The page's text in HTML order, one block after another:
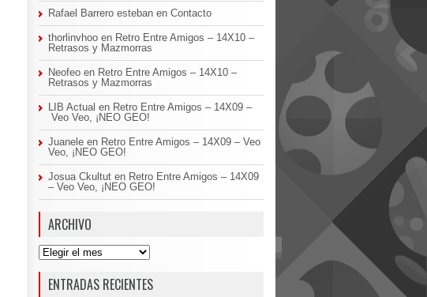
Rafael Barrero esteban en Contacto
thorlinvhoo en Retro Entre Amigos – 14X10 –
Retrasos y Mazmorras
Neofeo en Retro Entre Amigos – 14X10 –
Retrasos y Mazmorras
LIB Actual en Retro Entre Amigos – 14X09 –
Veo Veo, ¡NEO GEO!
Juanele en Retro Entre Amigos – 14X09 – Veo
Veo, ¡NEO GEO!
Josua Ckultut en Retro Entre Amigos – 14X09
– Veo Veo, ¡NEO GEO!
ARCHIVO
Archivo
ENTRADAS RECIENTES